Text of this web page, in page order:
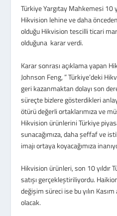
Türkiye Yargıtay Mahkemesi 10
Hikvision lehine ve daha
olduğu Hikvision tescilli ticari
olduğuna karar verdi.
Karar sonrası açıklama yapan
Johnson Feng, ” Türkiye’deki
geri kazanmaktan dolayı son
süreçte bizlere gösterdikleri
ötürü değerli ortaklarımıza ve
Hikvision ürünlerini Türkiye
sunacağımıza, daha şeffaf ve
imajı ortaya koyacağımıza
Hikvision ürünleri, son 10 yıldır
satışı gerçekleştiriliyordu.
değişim süreci ise bu yılın
olacak.